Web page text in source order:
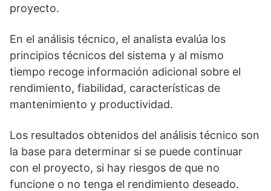
proyecto.
En el análisis técnico, el analista evalúa los
principios técnicos del sistema y al mismo
tiempo recoge información adicional sobre el
rendimiento, fiabilidad, características de
mantenimiento y productividad.
Los resultados obtenidos del análisis técnico son
la base para determinar si se puede continuar
con el proyecto, si hay riesgos de que no
funcione o no tenga el rendimiento deseado.